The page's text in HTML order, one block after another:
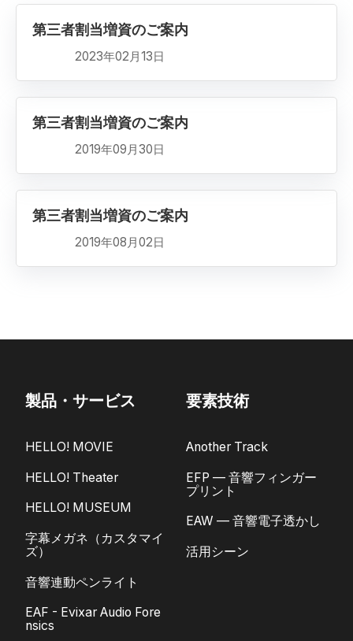
第三者割当増資のご案内
2023年02月13日
第三者割当増資のご案内
2019年09月30日
第三者割当増資のご案内
2019年08月02日
製品・サービス
HELLO! MOVIE
HELLO! Theater
HELLO! MUSEUM
字幕メガネ（カスタマイ
ズ）
音響連動ペンライト
EAF - Evixar Audio Fore
nsics
要素技術
Another Track
EFP — 音響フィンガー
プリント
EAW — 音響電子透かし
活用シーン